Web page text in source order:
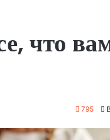
что
795